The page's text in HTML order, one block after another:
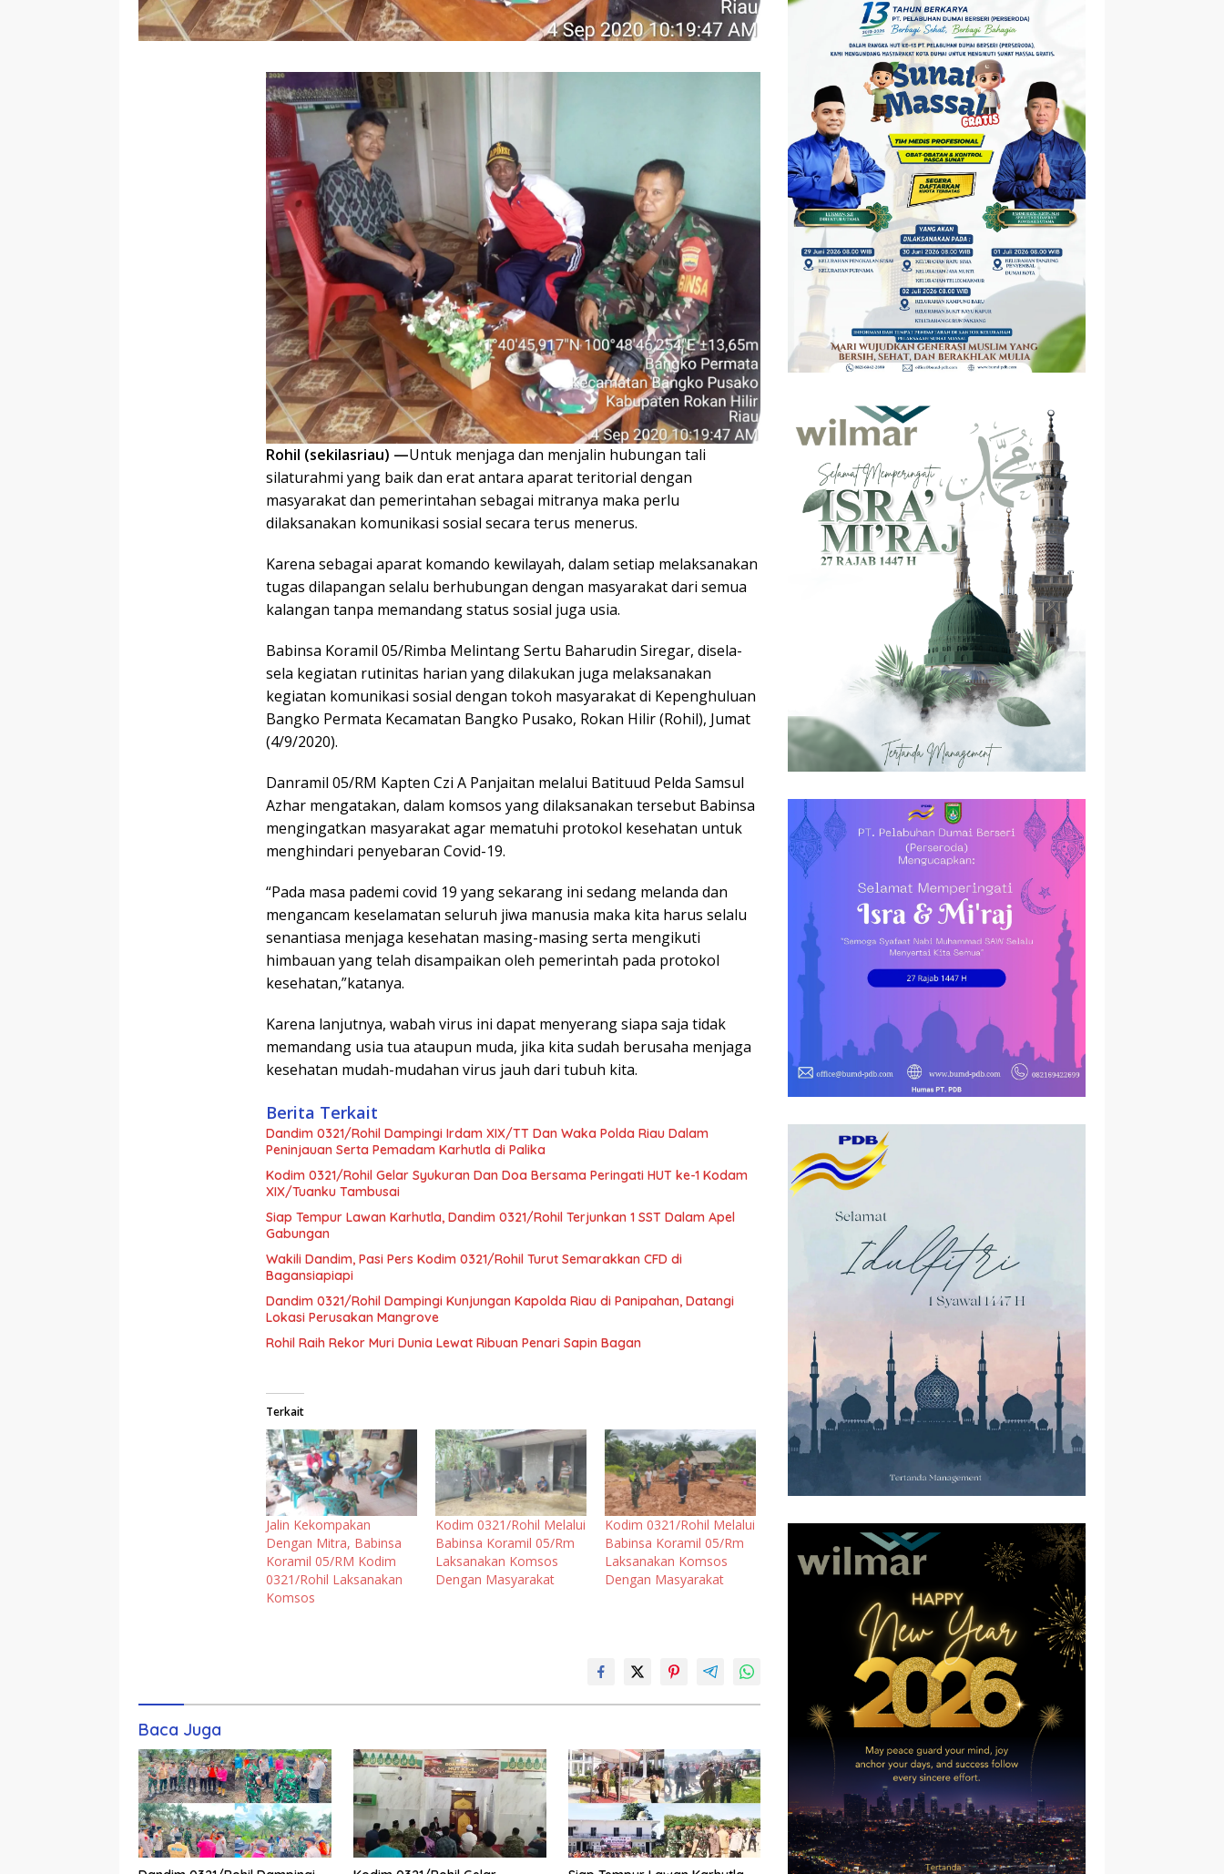
Rohil (sekilasriau) —Untuk menjaga dan menjalin hubungan tali
silaturahmi yang baik dan erat antara aparat teritorial dengan
masyarakat dan pemerintahan sebagai mitranya maka perlu
dilaksanakan komunikasi sosial secara terus menerus.
Karena sebagai aparat komando kewilayah, dalam setiap melaksanakan
tugas dilapangan selalu berhubungan dengan masyarakat dari semua
kalangan tanpa memandang status sosial juga usia.
Babinsa Koramil 05/Rimba Melintang Sertu Baharudin Siregar, disela-
sela kegiatan rutinitas harian yang dilakukan juga melaksanakan
kegiatan komunikasi sosial dengan tokoh masyarakat di Kepenghuluan
Bangko Permata Kecamatan Bangko Pusako, Rokan Hilir (Rohil), Jumat
(4/9/2020).
Danramil 05/RM Kapten Czi A Panjaitan melalui Batituud Pelda Samsul
Azhar mengatakan, dalam komsos yang dilaksanakan tersebut Babinsa
mengingatkan masyarakat agar mematuhi protokol kesehatan untuk
menghindari penyebaran Covid-19.
“Pada masa pademi covid 19 yang sekarang ini sedang melanda dan
mengancam keselamatan seluruh jiwa manusia maka kita harus selalu
senantiasa menjaga kesehatan masing-masing serta mengikuti
himbauan yang telah disampaikan oleh pemerintah pada protokol
kesehatan,”katanya.
Karena lanjutnya, wabah virus ini dapat menyerang siapa saja tidak
memandang usia tua ataupun muda, jika kita sudah berusaha menjaga
kesehatan mudah-mudahan virus jauh dari tubuh kita.
Berita Terkait
Dandim 0321/Rohil Dampingi Irdam XIX/TT Dan Waka Polda Riau Dalam
Peninjauan Serta Pemadam Karhutla di Palika
Kodim 0321/Rohil Gelar Syukuran Dan Doa Bersama Peringati HUT ke-1 Kodam
XIX/Tuanku Tambusai
Siap Tempur Lawan Karhutla, Dandim 0321/Rohil Terjunkan 1 SST Dalam Apel
Gabungan
Wakili Dandim, Pasi Pers Kodim 0321/Rohil Turut Semarakkan CFD di
Bagansiapiapi
Dandim 0321/Rohil Dampingi Kunjungan Kapolda Riau di Panipahan, Datangi
Lokasi Perusakan Mangrove
Rohil Raih Rekor Muri Dunia Lewat Ribuan Penari Sapin Bagan
Terkait
Jalin Kekompakan
Dengan Mitra, Babinsa
Koramil 05/RM Kodim
0321/Rohil Laksanakan
Komsos
Kodim 0321/Rohil Melalui
Babinsa Koramil 05/Rm
Laksanakan Komsos
Dengan Masyarakat
Kodim 0321/Rohil Melalui
Babinsa Koramil 05/Rm
Laksanakan Komsos
Dengan Masyarakat
Komentar
Baca Juga